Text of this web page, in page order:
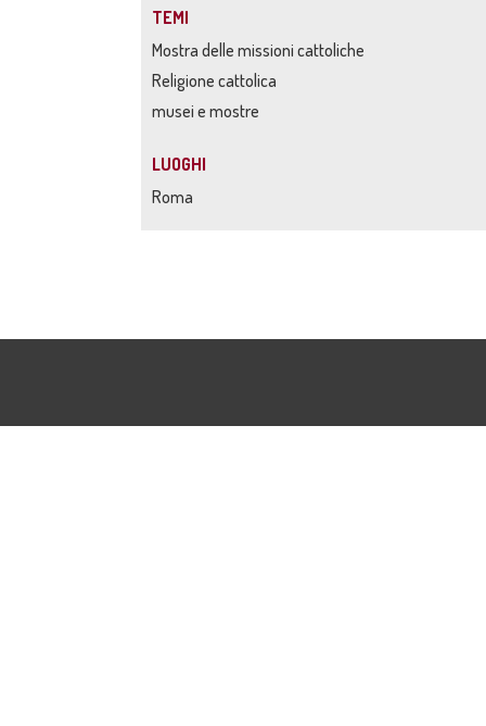
TEMI
Mostra delle missioni cattoliche
Religione cattolica
musei e mostre
LUOGHI
Roma